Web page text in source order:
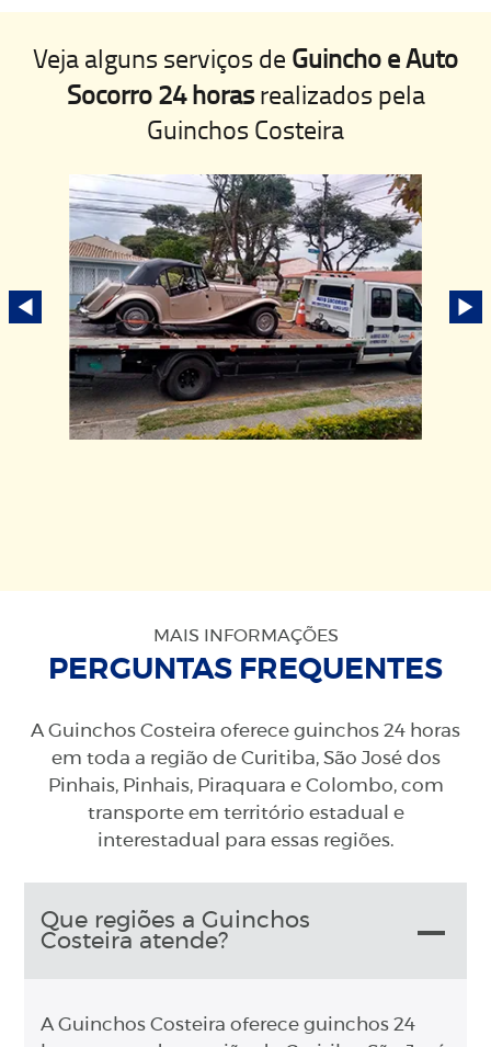
Veja alguns serviços de Guincho e Auto
Socorro 24 horasrealizados pela
Guinchos Costeira
MAIS INFORMAÇÕES
PERGUNTAS FREQUENTES
A Guinchos Costeira oferece guinchos 24 horas
em toda a região de Curitiba, São José dos
Pinhais, Pinhais, Piraquara e Colombo, com
transporte em território estadual e
interestadual para essas regiões.
Que regiões a Guinchos
Costeira atende?
A Guinchos Costeira oferece guinchos 24